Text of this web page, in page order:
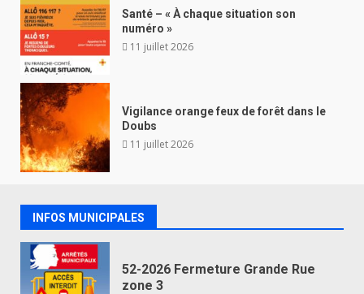
Santé – « À chaque situation son
numéro »
11 juillet 2026
Vigilance orange feux de forêt dans le
Doubs
11 juillet 2026
INFOS MUNICIPALES
52-2026 Fermeture Grande Rue
zone 3